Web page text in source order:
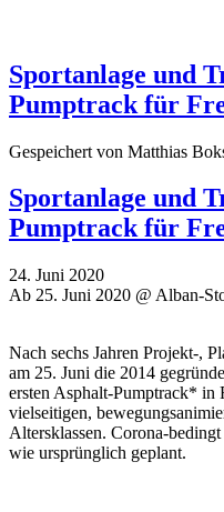
Sportanlage und
Pumptrack für
Gespeichert von Matthias
Sportanlage und
Pumptrack für
24. Juni 2020
Ab 25. Juni 2020 @ Alban-
Nach sechs Jahren Projekt-,
am 25. Juni die 2014
ersten Asphalt-Pumptrack* in
vielseitigen,
Altersklassen. Corona-
wie ursprünglich geplant.